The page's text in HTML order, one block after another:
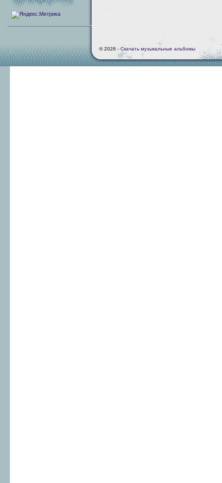
© 2026 - Скачать музыкальные альбомы